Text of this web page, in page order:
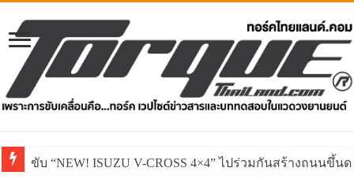
ขับ “NEW! ISUZU V-CROSS 4×4” ไปร่วมกันสร้างถนนขึ้